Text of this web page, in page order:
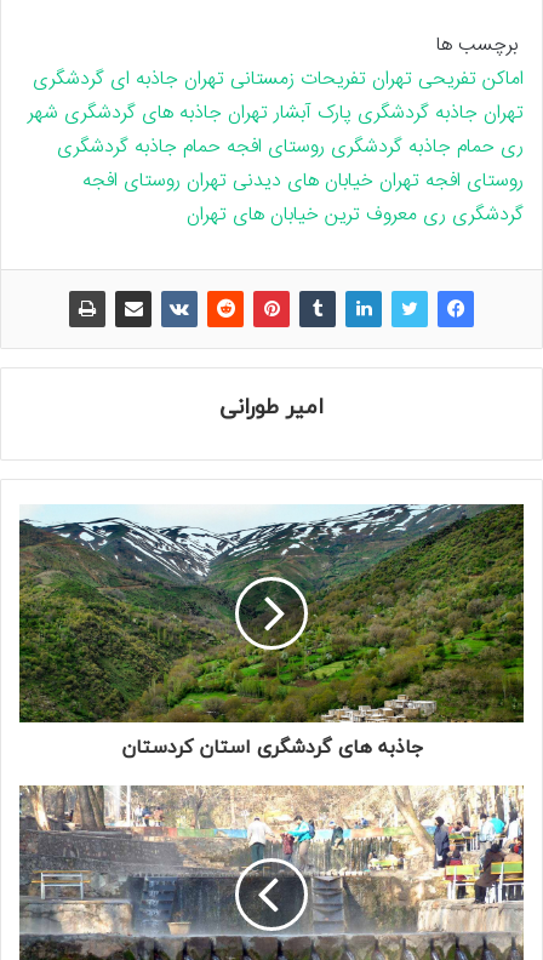
برچسب ها
اماکن تفریحی تهران تفریحات زمستانی تهران جاذبه ای گردشگری
تهران جاذبه گردشگری پارک آبشار تهران جاذبه های گردشگری شهر
ری حمام جاذبه گردشگری روستای افجه حمام جاذبه گردشگری
روستای افجه تهران خیابان های دیدنی تهران روستای افجه
گردشگری ری معروف ترین خیابان های تهران
امیر طورانی
جاذبه های گردشگری استان کردستان